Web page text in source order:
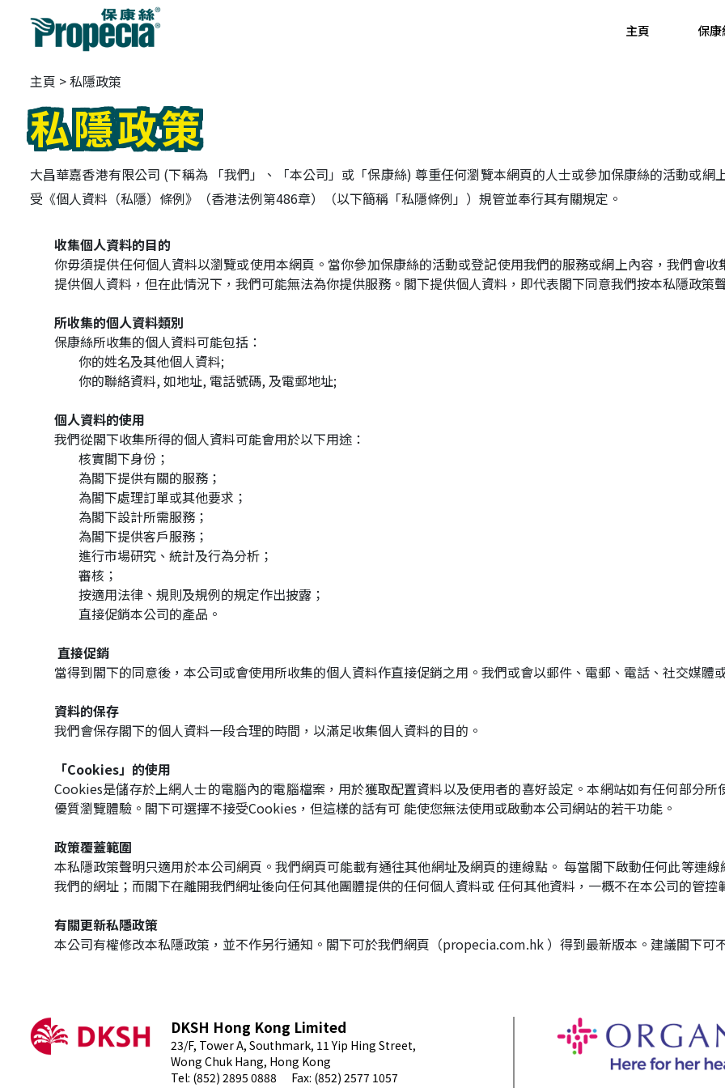
主頁 保康
主頁 >私隱政策
私隱政策
大昌華嘉香港有限公司 (下稱為 「我們」、「本公司」或「保康絲) 尊重任何瀏覽本網頁的人士或參加保康絲的活動或
受《個人資料（私隱）條例》（香港法例第486章）（以下簡稱「私隱條例」）規管並奉行其有關規定。
收集個人資料的目的
你毋須提供任何個人資料以瀏覽或使用本網頁。當你參加保康絲的活動或登記使用我們的服務或網上內容，我們會
提供個人資料，但在此情況下，我們可能無法為你提供服務。閣下提供個人資料，即代表閣下同意我們按本私隱政策
所收集的個人資料類別
保康絲所收集的個人資料可能包括：
你的姓名及其他個人資料;
你的聯絡資料, 如地址, 電話號碼, 及電郵地址;
個人資料的使用
我們從閣下收集所得的個人資料可能會用於以下用途：
核實閣下身份；
為閣下提供有關的服務；
為閣下處理訂單或其他要求；
為閣下設計所需服務；
為閣下提供客戶服務；
進行市場研究、統計及行為分析；
審核；
按適用法律、規則及規例的規定作出披露；
直接促銷本公司的產品。
直接促銷
當得到閣下的同意後，本公司或會使用所收集的個人資料作直接促銷之用。我們或會以郵件、電郵、電話、社交媒體
資料的保存
我們會保存閣下的個人資料一段合理的時間，以滿足收集個人資料的目的。
「Cookies」的使用
Cookies是儲存於上網人士的電腦內的電腦檔案，用於獲取配置資料以及使用者的喜好設定。本網站如有任何部分
優質瀏覽體驗。閣下可選擇不接受Cookies，但這樣的話有可 能使您無法使用或啟動本公司網站的若干功能。
政策覆蓋範圍
本私隱政策聲明只適用於本公司網頁。我們網頁可能載有通往其他網址及網頁的連線點。 每當閣下啟動任何此等連
我們的網址；而閣下在離開我們網址後向任何其他團體提供的任何個人資料或 任何其他資料，一概不在本公司的管
有關更新私隱政策
本公司有權修改本私隱政策，並不作另行通知。閣下可於我們網頁（propecia.com.hk ）得到最新版本。建議閣下可
DKSH Hong Kong Limited
23/F, Tower A, Southmark, 11 Yip Hing Street,
Wong Chuk Hang, Hong Kong
Tel: (852) 2895 0888
Fax: (852) 2577 1057